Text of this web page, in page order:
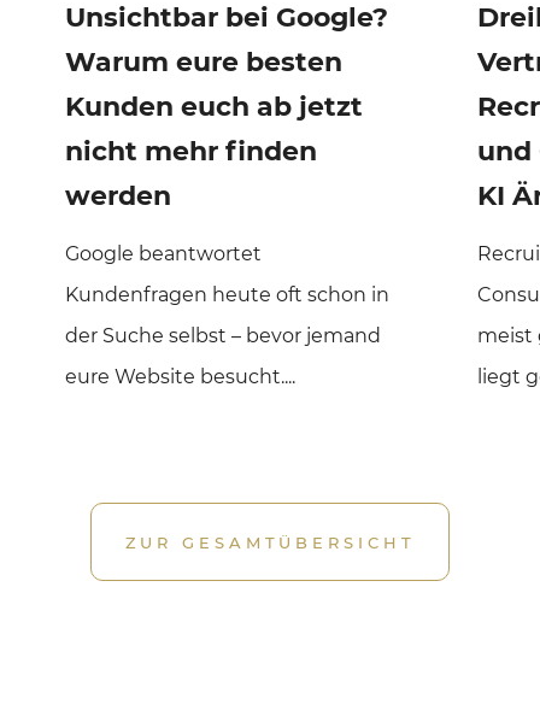
Unsichtbar bei Google?
Warum eure besten
Kunden euch ab jetzt
nicht mehr finden
werden
Google beantwortet
Kundenfragen heute oft schon in
der Suche selbst – bevor jemand
eure Website besucht....
und
KI
meist
liegt
ZUR GESAMTÜBERSICHT